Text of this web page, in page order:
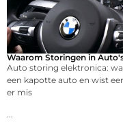
Waarom Storingen in
Auto storing elektronica:
een kapotte auto en wist
er mis
...